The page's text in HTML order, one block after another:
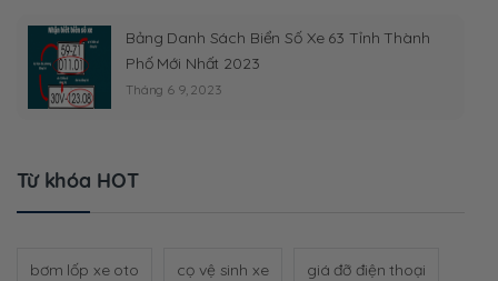
Bảng Danh Sách Biển Số Xe 63 Tỉnh Thành
Phố Mới Nhất 2023
Tháng 6 9, 2023
Từ khóa HOT
bơm lốp xe oto cọ vệ sinh xe giá đỡ điện thoại